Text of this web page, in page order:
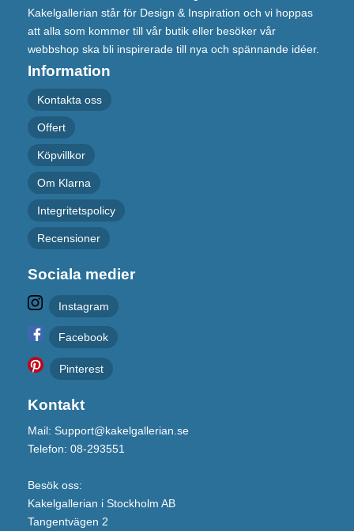
Kakelgallerian står för Design & Inspiration och vi hoppas
att alla som kommer till vår butik eller besöker vår
webbshop ska bli inspirerade till nya och spännande idéer.
Information
Kontakta oss
Offert
Köpvillkor
Om Klarna
Integritetspolicy
Recensioner
Sociala medier
Instagram
Facebook
Pinterest
Kontakt
Mail: Support@kakelgallerian.se
Telefon: 08-293551
Besök oss:
Kakelgallerian i Stockholm AB
Tangentvägen 2